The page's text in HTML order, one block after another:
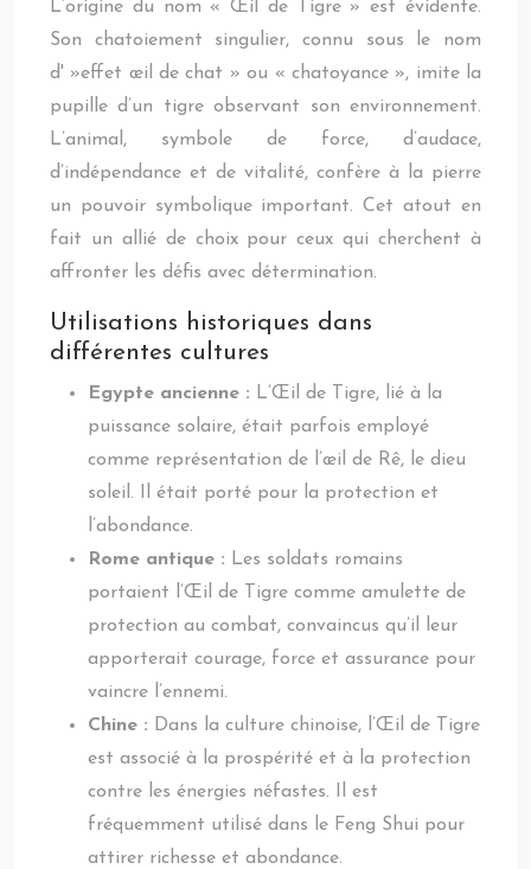
L’origine du nom « Œil de Tigre » est évidente.
Son chatoiement singulier, connu sous le nom
d' »effet œil de chat » ou « chatoyance », imite la
pupille d’un tigre observant son environnement.
L’animal, symbole de force, d’audace,
d’indépendance et de vitalité, confère à la pierre
un pouvoir symbolique important. Cet atout en
fait un allié de choix pour ceux qui cherchent à
affronter les défis avec détermination.
Utilisations historiques dans
différentes cultures
Egypte ancienne : L’Œil de Tigre, lié à la
puissance solaire, était parfois employé
comme représentation de l’œil de Rê, le dieu
soleil. Il était porté pour la protection et
l’abondance.
Rome antique : Les soldats romains
portaient l’Œil de Tigre comme amulette de
protection au combat, convaincus qu’il leur
apporterait courage, force et assurance pour
vaincre l’ennemi.
Chine : Dans la culture chinoise, l’Œil de Tigre
est associé à la prospérité et à la protection
contre les énergies néfastes. Il est
fréquemment utilisé dans le Feng Shui pour
attirer richesse et abondance.